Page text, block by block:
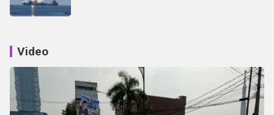
Video